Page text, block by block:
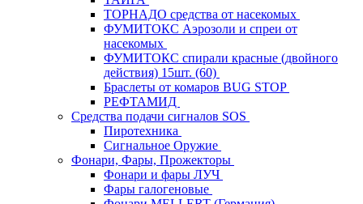
ТОРНАДО средства от насекомых
ФУМИТОКС Аэрозоли и спреи от
насекомых
ФУМИТОКС спирали красные (двойного
действия) 15шт. (60)
Браслеты от комаров BUG STOP
РЕФТАМИД
Средства подачи сигналов SOS
Пиротехника
Сигнальное Оружие
Фонари, Фары, Прожекторы
Фонари и фары ЛУЧ
Фары галогеновые